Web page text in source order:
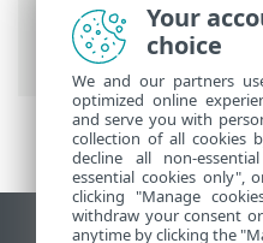
ESET PROTECT On-
> 하드웨어 인벤토리
Your
choice
We and our partners
optimized online
and serve you with
collection of all cookies
decline all non-
essential cookies only",
clicking "Manage
withdraw your consent
anytime by clicking the